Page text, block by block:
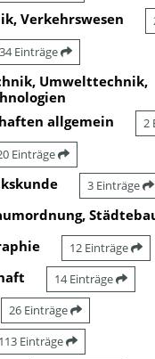
Verkehrswesen
34 Einträge
Umwelttechnik,
allgemein 2
Einträge
3 Einträge
12 Einträge
14 Einträge
26 Einträge
113 Einträge